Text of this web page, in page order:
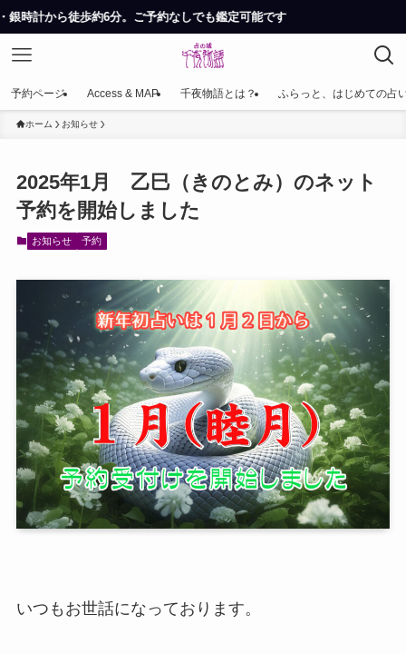
約6分。ご予約なしでも鑑定可能です
予約ページ Access & MAP 千夜物語とは？ ふらっと、はじめての占
ホーム お知らせ
2025年1月 乙巳（きのとみ）のネット
予約を開始しました
お知らせ 予約
いつもお世話になっております。